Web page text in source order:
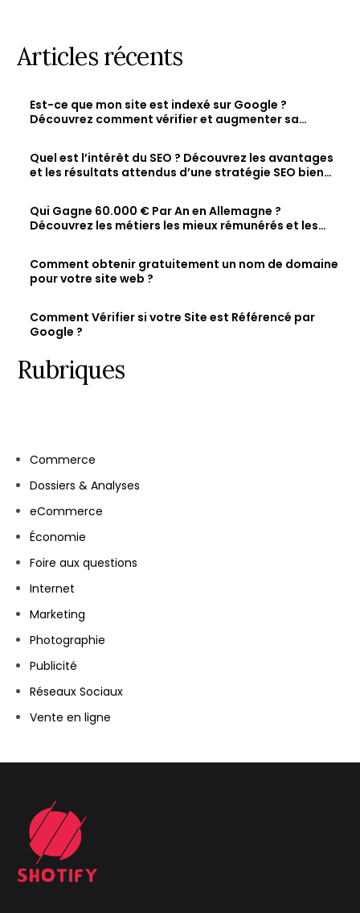
Articles récents
Est-ce que mon site est indexé sur Google ?
Découvrez comment vérifier et augmenter sa
Quel est l’intérêt du SEO ? Découvrez les avantages
et les résultats attendus d’une stratégie SEO bien
Qui Gagne 60.000 € Par An en Allemagne ?
Découvrez les métiers les mieux rémunérés et les
Comment obtenir gratuitement un nom de domaine
pour votre site web ?
Comment Vérifier si votre Site est Référencé par
Google ?
Rubriques
Commerce
Dossiers & Analyses
eCommerce
Économie
Foire aux questions
Internet
Marketing
Photographie
Publicité
Réseaux Sociaux
Vente en ligne